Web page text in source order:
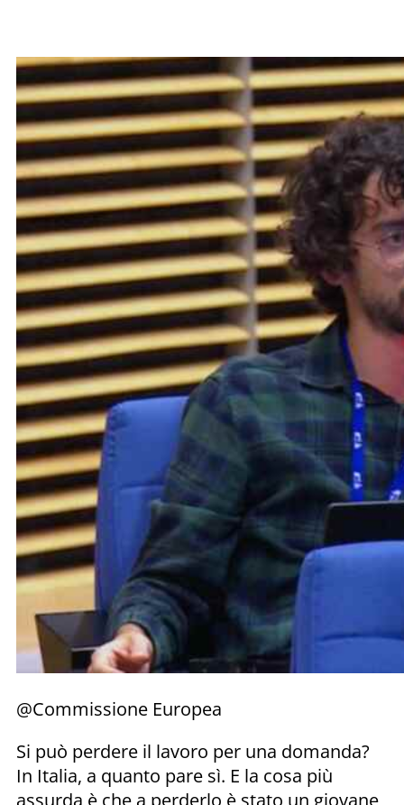
@Commissione Europea
Si può perdere il lavoro per una domanda?
In Italia, a quanto pare sì. E la cosa più
assurda è che a perderlo è stato un giovane